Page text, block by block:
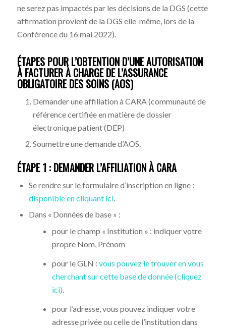
ne serez pas impactés par les décisions de la DGS (cette
affirmation provient de la DGS elle-même, lors de la
Conférence du 16 mai 2022).
ÉTAPES POUR L’OBTENTION D’UNE AUTORISATION
À FACTURER À CHARGE DE L’ASSURANCE
OBLIGATOIRE DES SOINS (AOS)
Demander une affiliation à CARA (communauté de
référence certifiée en matière de dossier
électronique patient (DEP)
Soumettre une demande d’AOS.
ÉTAPE 1 : DEMANDER L’AFFILIATION À CARA
Se rendre sur le formulaire d’inscription en ligne :
disponible en cliquant ici.
Dans « Données de base » :
pour le champ « Institution » : indiquer votre
propre Nom, Prénom
pour le GLN : vous pouvez le trouver en vous
cherchant sur cette base de donnée (cliquez
ici).
pour l’adresse, vous pouvez indiquer votre
adresse privée ou celle de l’institution dans